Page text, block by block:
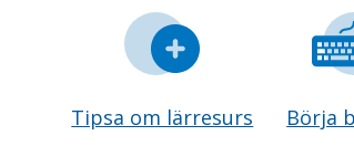
Tipsa om lärresurs Börja